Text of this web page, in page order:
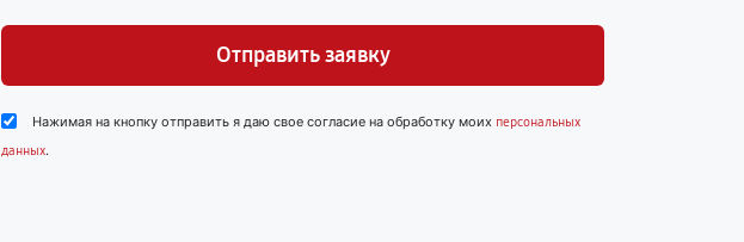
Отправить заявку
Нажимая на кнопку отправить я даю свое согласие на обработку моих персональных
данных.